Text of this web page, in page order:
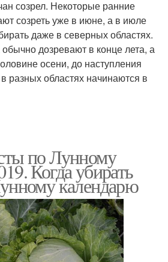
созрел. Некоторые ранние
созреть уже в июне, а в июле
даже в северных областях.
дозревают в конце лета, а
осени, до наступления
разных областях начинаются в
по Лунному
Когда убирать
календарю